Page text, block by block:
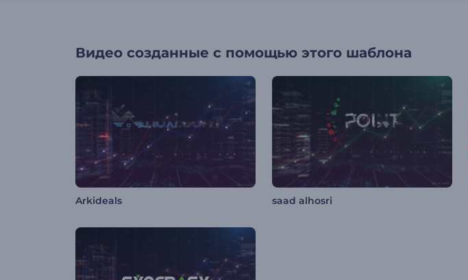
Видео созданные с помощью этого шаблона
Arkideals saad alhosri